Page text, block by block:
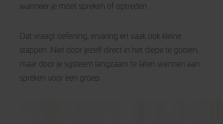
wanneer je moet spreken of optreden.
Dat vraagt oefening, ervaring en vaak ook kleine
stappen. Niet door jezelf direct in het diepe te gooien,
maar door je systeem langzaam te laten wennen aan
spreken voor een groep.